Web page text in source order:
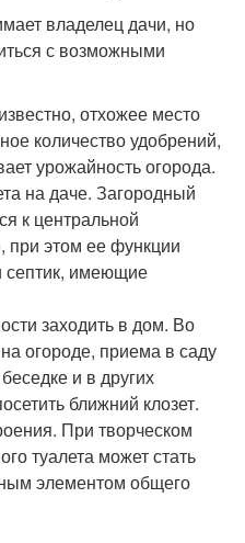
владелец дачи, но
с возможными
отхожее место
количество удобрений,
урожайность огорода.
на даче. Загородный
к центральной
при этом ее функции
септик, имеющие
заходить в дом. Во
огороде, приема в саду
и в других
ближний клозет.
При творческом
туалета может стать
элементом общего